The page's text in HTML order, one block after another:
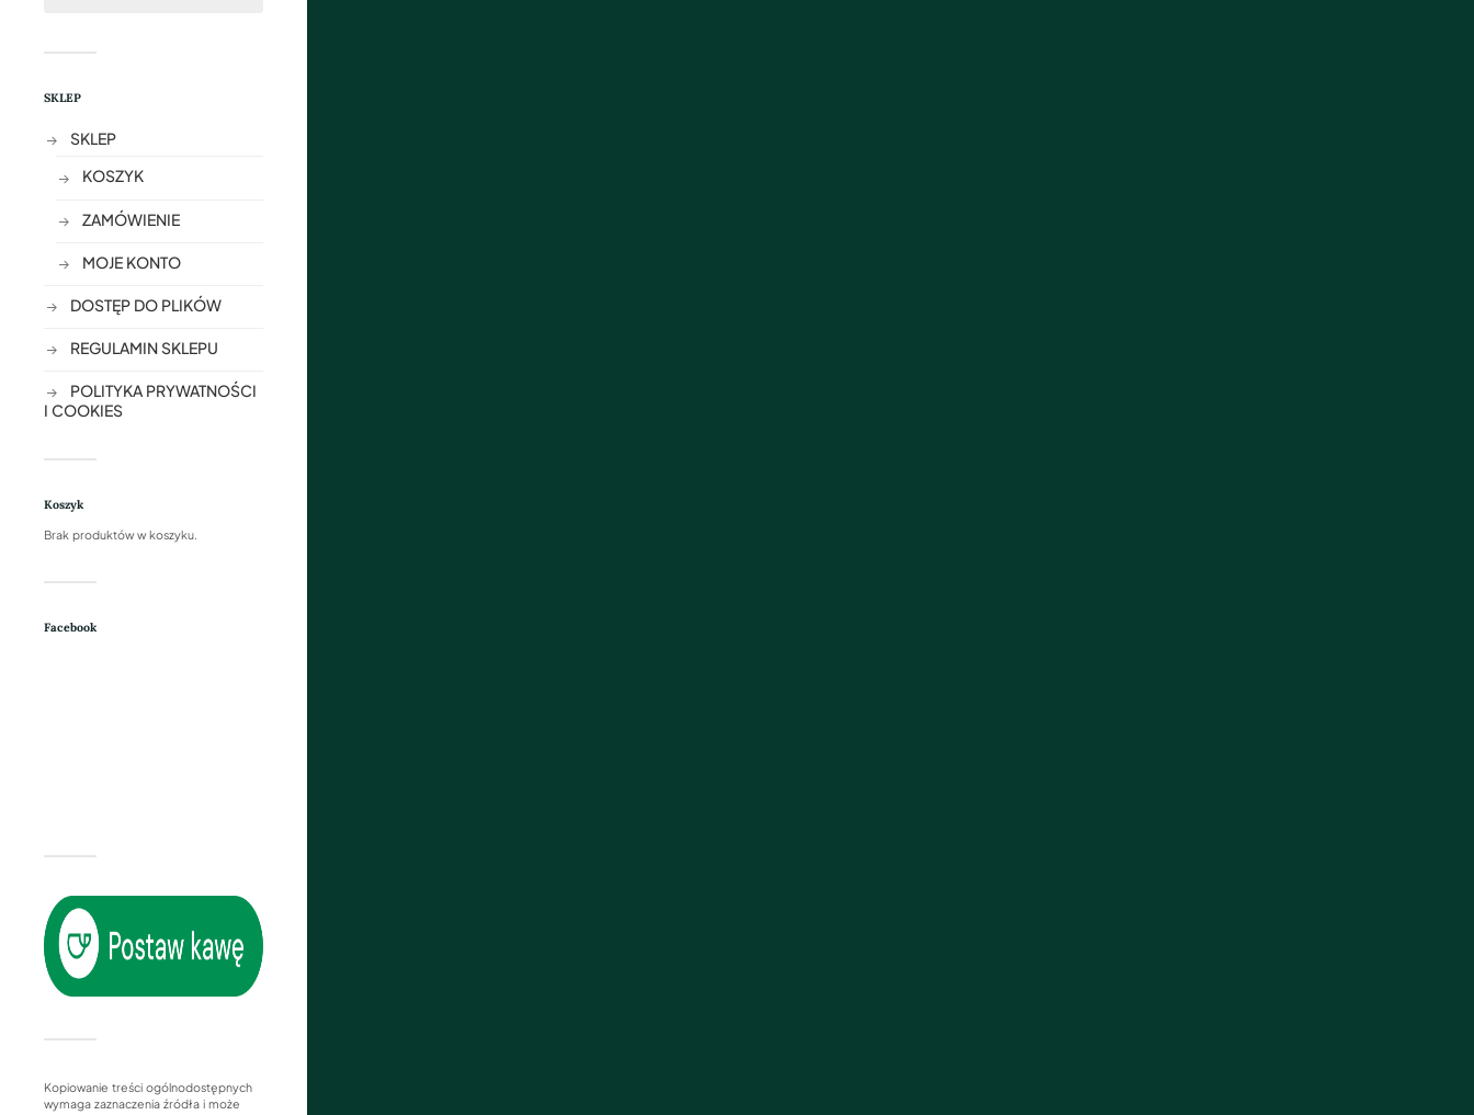
SKLEP
SKLEP
KOSZYK
ZAMÓWIENIE
MOJE KONTO
DOSTĘP DO PLIKÓW
REGULAMIN SKLEPU
POLITYKA PRYWATNOŚCI
I COOKIES
Koszyk
Brak produktów w koszyku.
Facebook
Kopiowanie treści ogólnodostępnych
wymaga zaznaczenia źródła i może